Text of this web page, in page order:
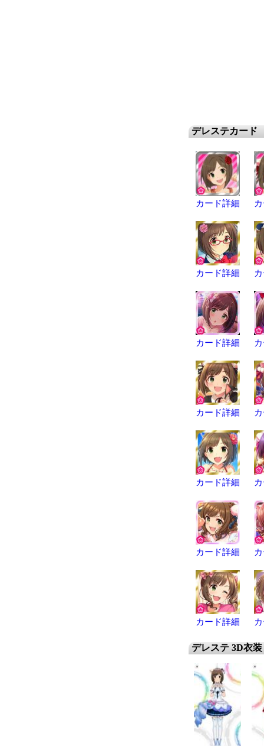
デレステカード
カード詳細
カード詳細
カード詳細
カード詳細
カード詳細
カード詳細
カード詳細
デレステ 3D衣装